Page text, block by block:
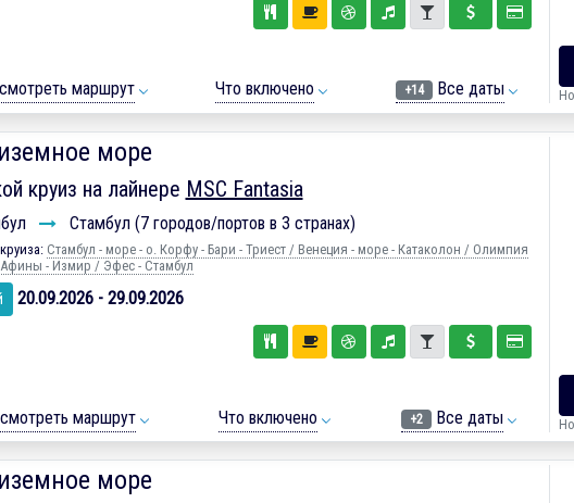
маршрут Что включено +14 Все даты
море
круиз на лайнере MSC Fantasia
Стамбул (7 городов/портов в 3 странах)
Стамбул - море - о. Корфу - Бари - Триест / Венеция - море - Катаколон / Олимпия
- Измир / Эфес - Стамбул
20.09.2026 - 29.09.2026
маршрут Что включено +2 Все даты
море